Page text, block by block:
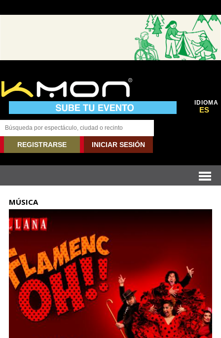
IDIOMA
ES
REGISTRARSE INICIAR SESIÓN
MÚSICA